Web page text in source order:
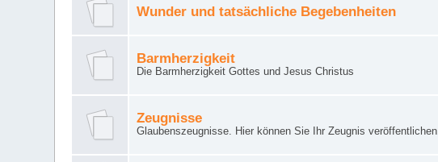
Wunder und tatsächliche Begebenheiten
Barmherzigkeit
Die Barmherzigkeit Gottes und Jesus Christus
Zeugnisse
Glaubenszeugnisse. Hier können Sie Ihr Zeugnis veröffentlichen.